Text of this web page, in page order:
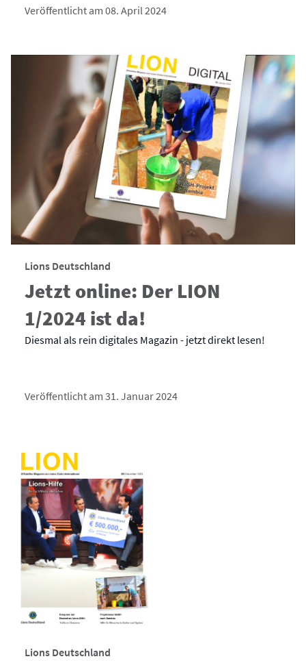
Veröffentlicht am 08. April 2024
Lions Deutschland
Jetzt online: Der LION
1/2024 ist da!
Diesmal als rein digitales Magazin - jetzt direkt lesen!
Veröffentlicht am 31. Januar 2024
Lions Deutschland